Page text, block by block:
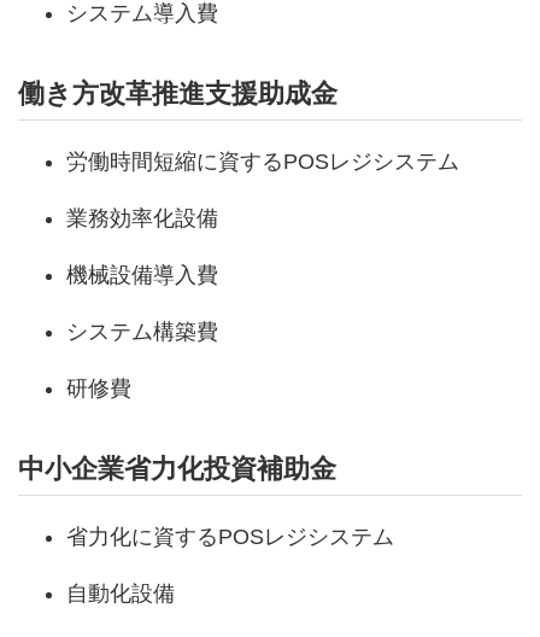
システム導入費
働き方改革推進支援助成金
労働時間短縮に資するPOSレジシステム
業務効率化設備
機械設備導入費
システム構築費
研修費
中小企業省力化投資補助金
省力化に資するPOSレジシステム
自動化設備